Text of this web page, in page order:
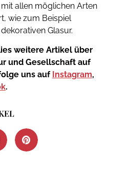
allen möglichen Arten
wie zum Beispiel
Glasur.
weitere Artikel über
und Gesellschaft auf
uns auf Instagram,
.